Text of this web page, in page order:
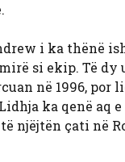
i ka thënë
si ekip. Të dy
në 1996, por
ka qenë aq
njëjtën çati në